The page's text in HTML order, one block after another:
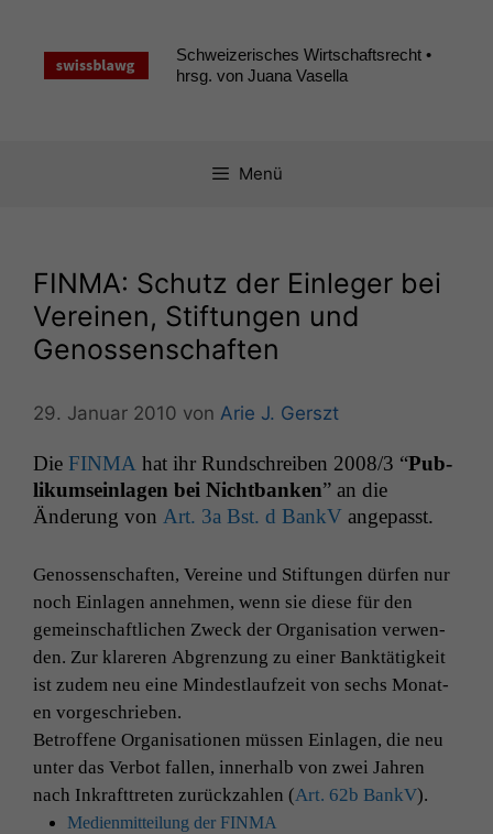
springen
Schweizerisches Wirtschaftsrecht •
hrsg. von Juana Vasella
Menü
FINMA: Schutz der Einleger bei
Vereinen, Stiftungen und
Genossenschaften
29. Januar 2010 von Arie J. Gerszt
Die FINMA hat ihr Rund­schreiben 2008/3 “Pub­
likum­sein­la­gen bei Nicht­banken” an die
Änderung von Art. 3a Bst. d BankV angepasst.
Genossen­schaften, Vere­ine und Stiftun­gen dür­fen nur
noch Ein­la­gen annehmen, wenn sie diese für den
gemein­schaftlichen Zweck der Organ­i­sa­tion ver­wen­
den. Zur klar­eren Abgren­zung zu ein­er Bank­tätigkeit
ist zudem neu eine Min­dest­laufzeit von sechs Monat­
en vorgeschrieben.
Betrof­fene Organ­i­sa­tio­nen müssen Ein­la­gen, die neu
unter das Ver­bot fall­en, inner­halb von zwei Jahren
nach Inkraft­treten zurück­zahlen (Art. 62b BankV).
Medi­en­mit­teilung der FINMA